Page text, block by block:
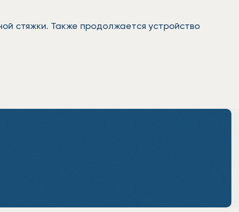
стяжки. Также продолжается устройство